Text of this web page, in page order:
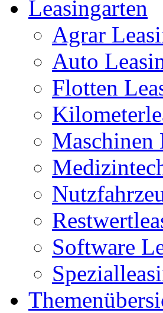
Leasingarten
Agrar
Auto
Flotten
Maschinen
Software